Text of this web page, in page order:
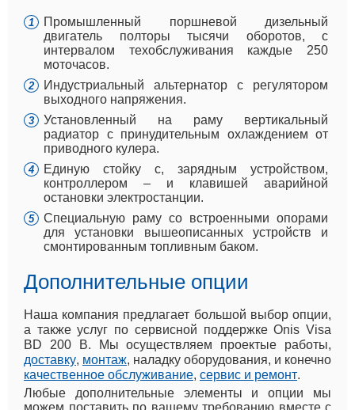
Промышленный поршневой дизельный
двигатель полторы тысячи оборотов, с
интервалом техобслуживания каждые 250
моточасов.
Индустриальный альтернатор с регулятором
выходного напряжения.
Установленный на раму вертикальный
радиатор с принудительным охлаждением от
приводного кулера.
Единую стойку с, зарядным устройством,
контроллером – и клавишей аварийной
остановки электростанции.
Специальную раму со встроенными опорами
для установки вышеописанных устройств и
смонтированным топливным баком.
Дополнительные опции
Наша компания предлагает большой выбор опции,
а также услуг по сервисной поддержке Onis Visa
BD 200 B. Мы осуществляем проектые работы,
доставку, монтаж, наладку оборудования, и конечно
качественное обслуживание, сервис и ремонт.
Любые дополнительные элементы и опции мы
можем поставить по вашему требованию вместе с